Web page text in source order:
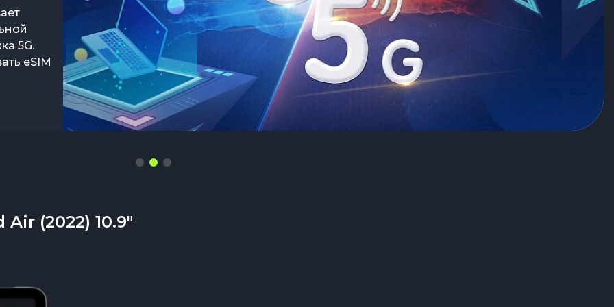
2022 в
- или
5G.
eSIM
С
в
и
(2022) 10.9"